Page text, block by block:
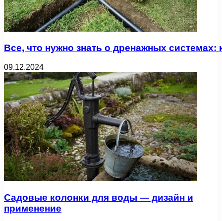
Все, что нужно знать о дренажных системах:
09.12.2024
Садовые колонки для воды — дизайн и
применение